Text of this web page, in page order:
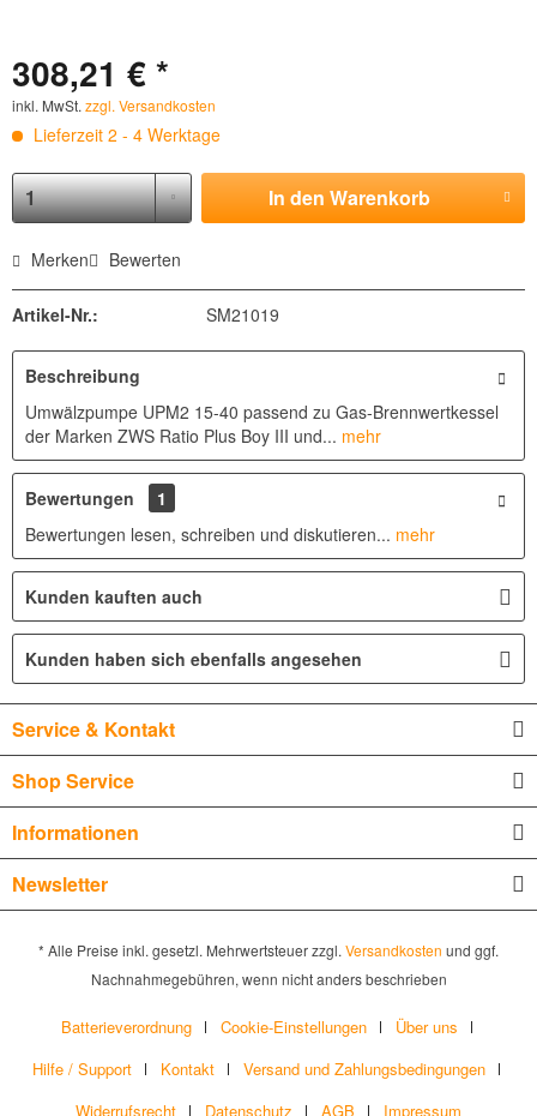
308,21 € *
inkl. MwSt. zzgl. Versandkosten
Lieferzeit 2 - 4 Werktage
In denWarenkorb
Merken Bewerten
Artikel-Nr.: SM21019
Beschreibung
Umwälzpumpe UPM2 15-40 passend zu Gas-Brennwertkessel
der Marken ZWS Ratio Plus Boy III und... mehr
Bewertungen
1
Bewertungen lesen, schreiben und diskutieren... mehr
Kunden kauften auch
Kunden haben sich ebenfalls angesehen
Service & Kontakt
Shop Service
Informationen
Newsletter
* Alle Preise inkl. gesetzl. Mehrwertsteuer zzgl. Versandkosten und ggf.
Nachnahmegebühren, wenn nicht anders beschrieben
Batterieverordnung Cookie-Einstellungen
Über uns
Hilfe / Support
Kontakt
Versand und Zahlungsbedingungen
Widerrufsrecht
Datenschutz AGB Impressum